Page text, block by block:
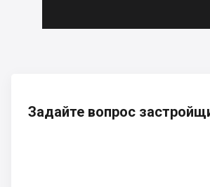
Задайте вопрос